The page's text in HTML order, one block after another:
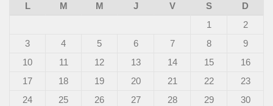
L
M M J V S
D
1
2
3
4 5 6 7 8
9
10
11 12 13 14 15
16
17
18 19 20 21 22
23
24
25 26 27 28 29
30